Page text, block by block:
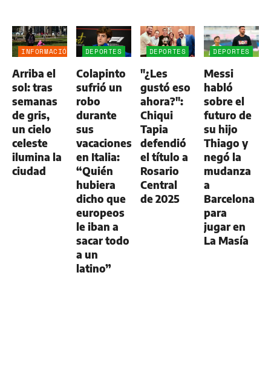
INFORMACIÓN
Arriba el
sol: tras
semanas
de gris,
un cielo
celeste
ilumina la
ciudad
DEPORTES
Colapinto
sufrió un
robo
durante
sus
vacaciones
en Italia:
“Quién
hubiera
dicho que
europeos
le iban a
sacar todo
a un
latino”
DEPORTES
"¿Les
gustó eso
ahora?":
Chiqui
Tapia
defendió
el título a
Rosario
Central
de 2025
DEPORTES
Messi
habló
sobre el
futuro de
su hijo
Thiago y
negó la
mudanza
a
Barcelona
para
jugar en
La Masía